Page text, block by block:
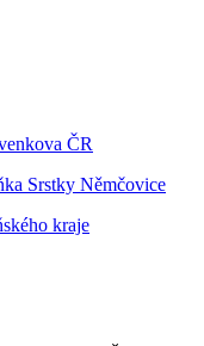
ČR
Srstky Němčovice
kraje